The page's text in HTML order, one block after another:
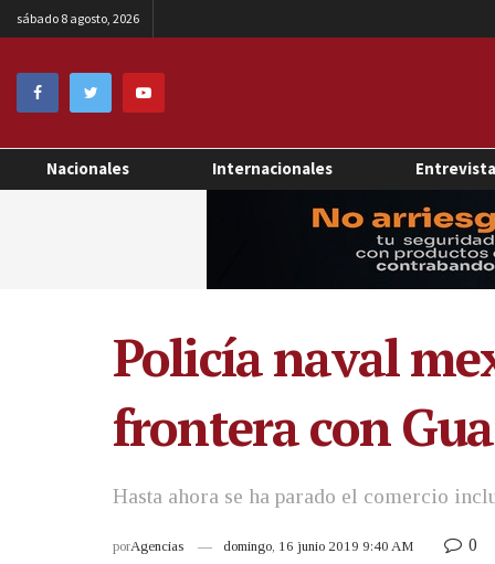
sábado 8 agosto, 2026
Nacionales Internacionales
Policía naval
frontera con
Hasta ahora se ha parado el comercio
porAgencias domingo, 16 junio 2019 9:40 AM 0